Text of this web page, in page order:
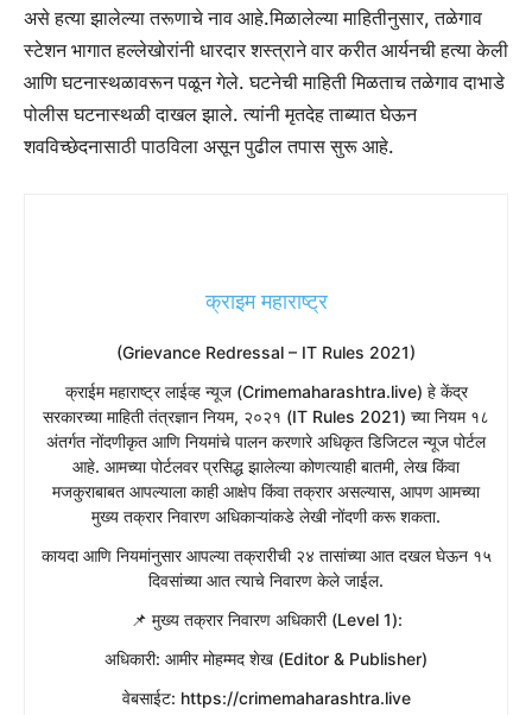
असे हत्या झालेल्या तरूणाचे नाव आहे.मिळालेल्या माहितीनुसार, तळेगाव
स्टेशन भागात हल्लेखोरांनी धारदार शस्त्राने वार करीत आर्यनची हत्या केली
आणि घटनास्थळावरून पळून गेले. घटनेची माहिती मिळताच तळेगाव दाभाडे
पोलीस घटनास्थळी दाखल झाले. त्यांनी मृतदेह ताब्यात घेऊन
शवविच्छेदनासाठी पाठविला असून पुढील तपास सुरू आहे.
क्राइम महाराष्ट्र
(Grievance Redressal – IT Rules 2021)
​क्राईम महाराष्ट्र लाईव्ह न्यूज (Crimemaharashtra.live) हे केंद्र
सरकारच्या माहिती तंत्रज्ञान नियम, २०२१ (IT Rules 2021) च्या नियम १८
अंतर्गत नोंदणीकृत आणि नियमांचे पालन करणारे अधिकृत डिजिटल न्यूज पोर्टल
आहे. आमच्या पोर्टलवर प्रसिद्ध झालेल्या कोणत्याही बातमी, लेख किंवा
मजकुराबाबत आपल्याला काही आक्षेप किंवा तक्रार असल्यास, आपण आमच्या
मुख्य तक्रार निवारण अधिकाऱ्यांकडे लेखी नोंदणी करू शकता.
​कायदा आणि नियमांनुसार आपल्या तक्रारीची २४ तासांच्या आत दखल घेऊन १५
दिवसांच्या आत त्याचे निवारण केले जाईल.
​📌 मुख्य तक्रार निवारण अधिकारी (Level 1):
​अधिकारी: आमीर मोहम्मद शेख (Editor & Publisher)
​वेबसाईट: https://crimemaharashtra.live